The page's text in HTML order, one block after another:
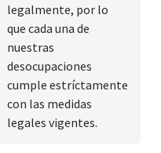
legalmente, por lo
que cada una de
nuestras
desocupaciones
cumple estríctamente
con las medidas
legales vigentes.